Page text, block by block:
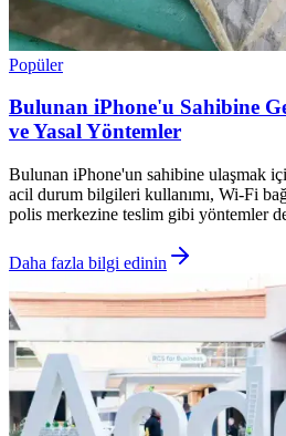
Popüler
Bulunan iPhone'u Sahibine
ve Yasal Yöntemler
Bulunan iPhone'un sahibine ulaşmak
acil durum bilgileri kullanımı, Wi-Fi
polis merkezine teslim gibi yöntemler
Daha fazla bilgi edinin